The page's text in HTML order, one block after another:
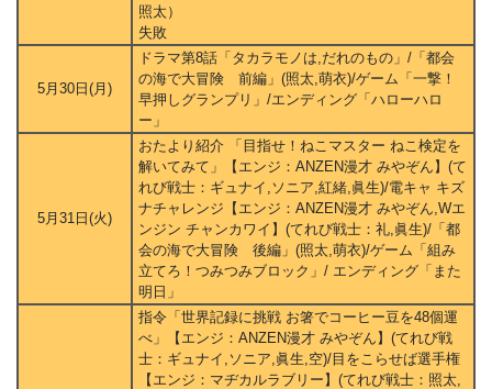
照太）
失敗
5月30日(月)
ドラマ第8話「タカラモノは,だれのもの」/「都会
の海で大冒険 前編」(照太,萌衣)/ゲーム「一撃！
早押しグランプリ」/エンディング「ハローハロ
ー」
5月31日(火)
おたより紹介 「目指せ！ねこマスター ねこ検定を
解いてみて」【エンジ：ANZEN漫才 みやぞん】(て
れび戦士：ギュナイ,ソニア,紅緒,眞生)/電キャ キズ
ナチャレンジ【エンジ：ANZEN漫才 みやぞん,Wエ
ンジン チャンカワイ】(てれび戦士：礼,眞生)/「都
会の海で大冒険 後編」(照太,萌衣)/ゲーム「組み
立てろ！つみつみブロック」/ エンディング「また
明日」
指令「世界記録に挑戦 お箸でコーヒー豆を48個運
べ」【エンジ：ANZEN漫才 みやぞん】(てれび戦
士：ギュナイ,ソニア,眞生,空)/目をこらせば選手権
【エンジ：マヂカルラブリー】(てれび戦士：照太,